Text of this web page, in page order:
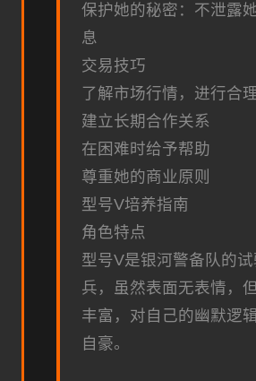
保护她的秘密：不泄露
息
交易技巧
了解市场行情，进行合
建立长期合作关系
在困难时给予帮助
尊重她的商业原则
型号V培养指南
角色特点
型号V是银河警备队的
兵，虽然表面无表情，
丰富，对自己的幽默逻
自豪。